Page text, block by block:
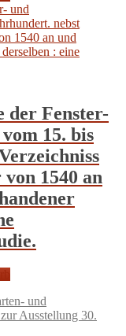
der Fenster-
15. bis
1540 an